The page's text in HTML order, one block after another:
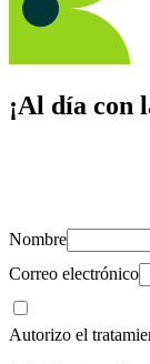
¡Al día con
Nombre
Correo electrónico
Autorizo el